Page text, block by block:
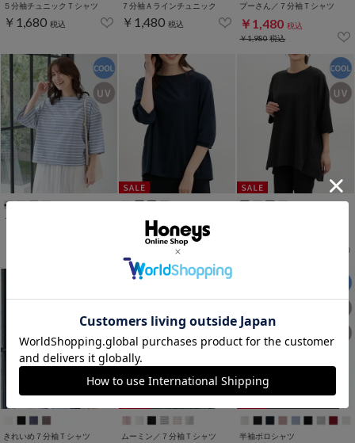
５分袖チュニックＴシャツ
￥1,680 税込
７分袖Ａラインチュニック
￥1,480 税込
プーさん／７分袖Ｔシャツ
￥1,480 税込
￥1,980税込
７分袖コットンボーダーＴ ７分デザイン袖トップス
￥1,480 税込
きれいめ７分袖Ｔシャツ ムーミン／７分袖Ｔシャツ 半袖ポロシャツ